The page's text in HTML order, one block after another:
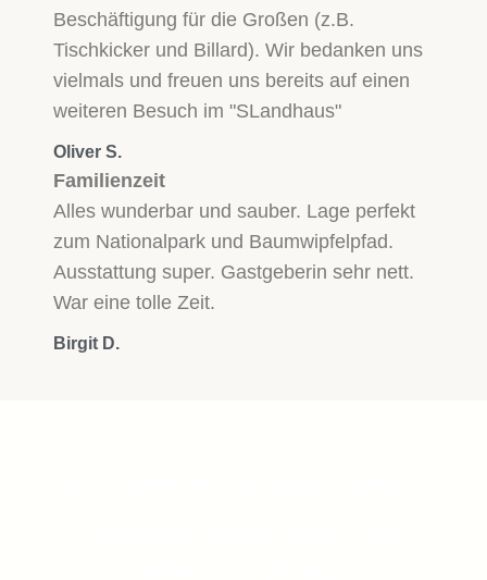
Beschäftigung für die Großen (z.B.
Tischkicker und Billard). Wir bedanken uns
vielmals und freuen uns bereits auf einen
weiteren Besuch im "SLandhaus"
Oliver S.
Familienzeit
Alles wunderbar und sauber. Lage perfekt
zum Nationalpark und Baumwipfelpfad.
Ausstattung super. Gastgeberin sehr nett.
War eine tolle Zeit.
Birgit D.